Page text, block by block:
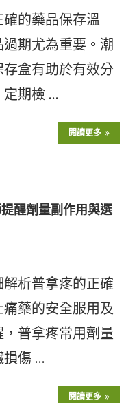
的藥品保存溫
期尤為重要。潮
盒有助於有效分
定期檢 …
閱讀更多
醒劑量副作用與選
析普拿疼的正確
藥的安全服用及
普拿疼常用劑量
損傷 …
閱讀更多